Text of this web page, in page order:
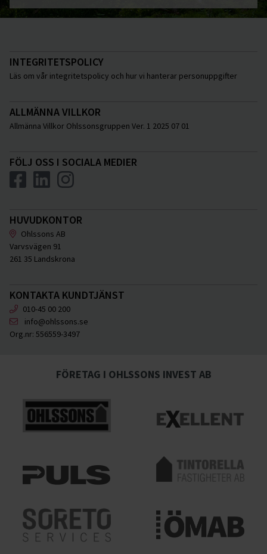
INTEGRITETSPOLICY
Läs om vår integritetspolicy och hur vi hanterar personuppgifter
ALLMÄNNA VILLKOR
Allmänna Villkor Ohlssonsgruppen Ver. 1 2025 07 01
FÖLJ OSS I SOCIALA MEDIER
HUVUDKONTOR
Ohlssons AB
Varvsvägen 91
261 35 Landskrona
KONTAKTA KUNDTJÄNST
010-45 00 200
info@ohlssons.se
Org.nr: 556559-3497
FÖRETAG I OHLSSONS INVEST AB